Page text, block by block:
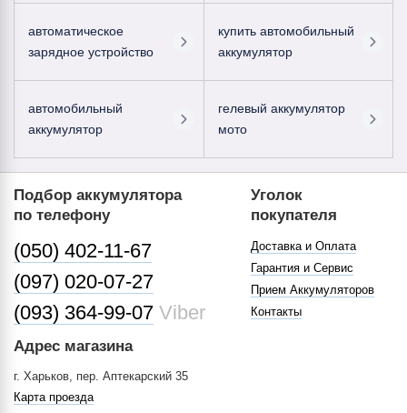
автоматическое
зарядное устройство
купить автомобильный
аккумулятор
автомобильный
аккумулятор
гелевый аккумулятор
мото
Подбор аккумулятора
по телефону
(050) 402-11-67
(097) 020-07-27
(093) 364-99-07 Viber
Адрес магазина
г. Харьков, пер. Аптекарский 35
Карта проезда
Уголок
покупателя
Доставка и Оплата
Гарантия и Сервис
Прием Аккумуляторов
Контакты